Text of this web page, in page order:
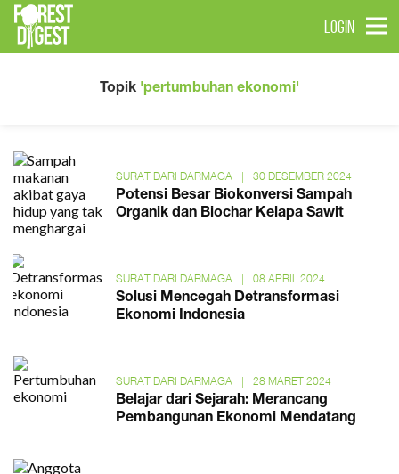
LOGIN
Topik 'pertumbuhan ekonomi'
SURAT DARI DARMAGA | 30 DESEMBER 2024
Potensi Besar Biokonversi Sampah
Organik dan Biochar Kelapa Sawit
SURAT DARI DARMAGA | 08 APRIL 2024
Solusi Mencegah Detransformasi
Ekonomi Indonesia
SURAT DARI DARMAGA | 28 MARET 2024
Belajar dari Sejarah: Merancang
Pembangunan Ekonomi Mendatang